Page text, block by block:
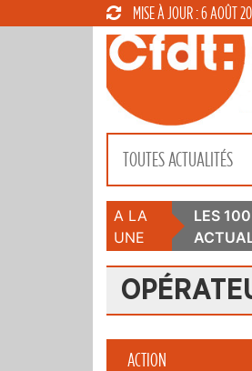
MISE À JOUR : 6 AOÛT
TOUTES ACTUALITÉS
A LA
UNE
LES
ACTION